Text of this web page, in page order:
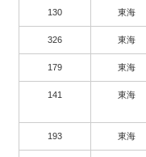
130 東海
326 東海
179 東海
141 東海
193 東海